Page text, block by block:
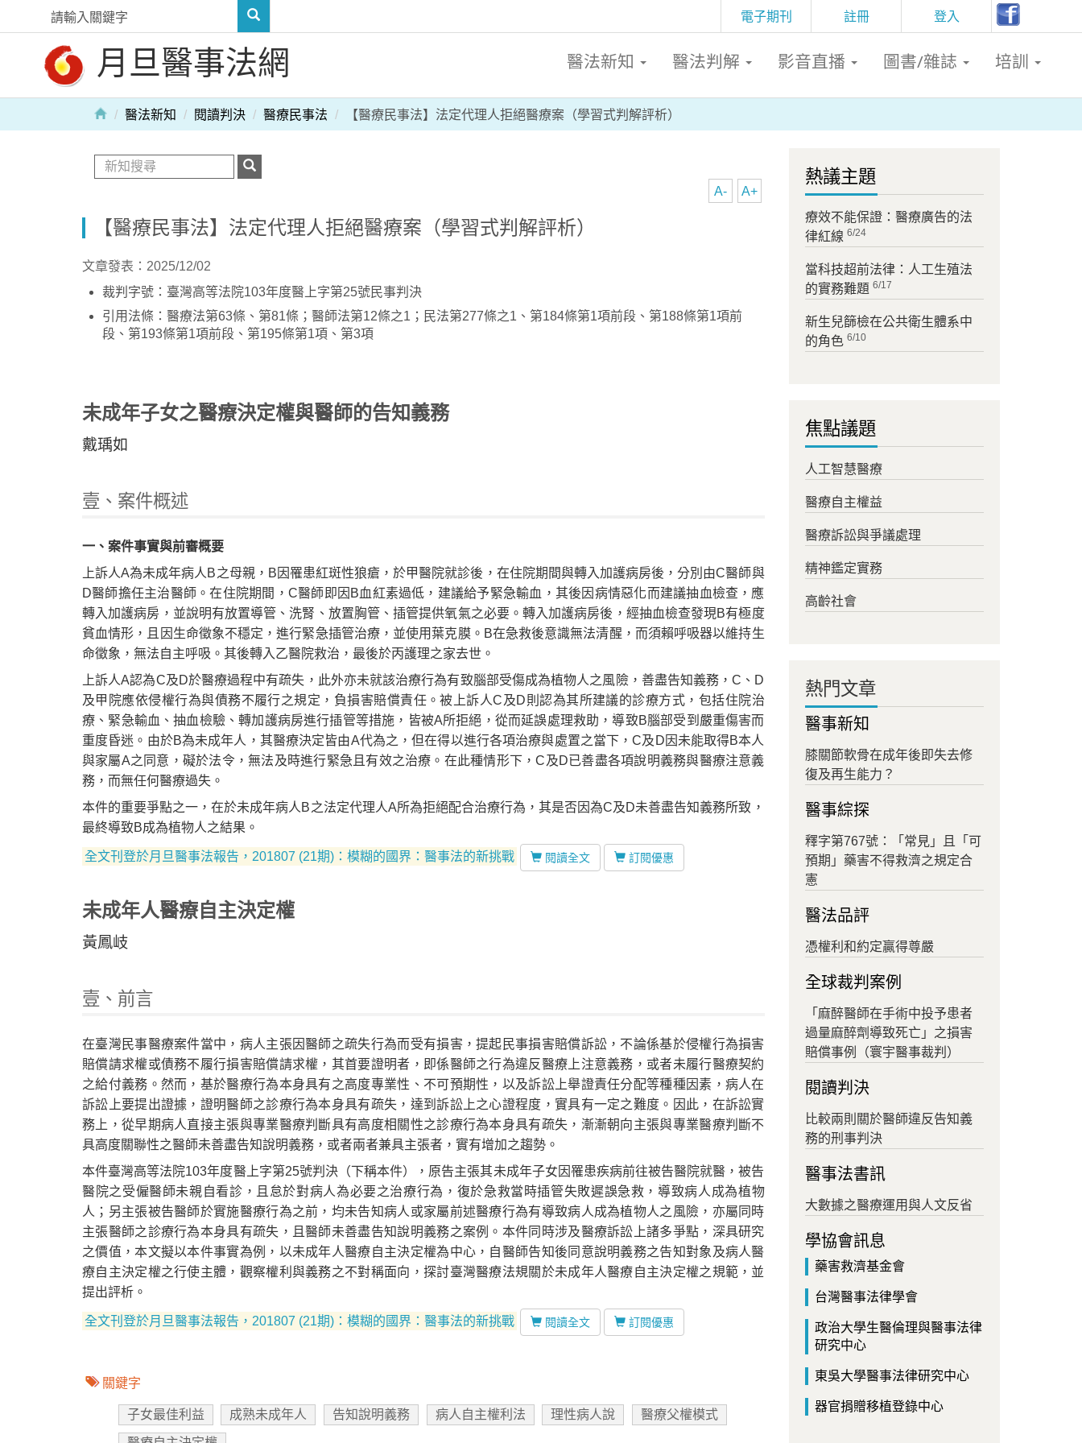
註冊 登入
電子期刊
月旦醫事法網 醫法新知 醫法判解 影音直播 圖書/雜誌 培訓
Home
醫法新知 閱讀判決 醫療民事法 【醫療民事法】法定代理人拒絕醫療案（學習式判解評析）
A+
A-
【醫療民事法】法定代理人拒絕醫療案（學習式判解評析）
文章發表：2025/12/02
裁判字號：臺灣高等法院103年度醫上字第25號民事判決
引用法條：醫療法第63條、第81條；醫師法第12條之1；民法第277條之1、第184條第1項前段、第188條第1項前
段、第193條第1項前段、第195條第1項、第3項
未成年子女之醫療決定權與醫師的告知義務
戴瑀如
壹、案件概述
一、案件事實與前審概要
上訴人A為未成年病人B之母親，B因罹患紅斑性狼瘡，於甲醫院就診後，在住院期間與轉入加護病房後，分別由C醫師與
D醫師擔任主治醫師。在住院期間，C醫師即因B血紅素過低，建議給予緊急輸血，其後因病情惡化而建議抽血檢查，應
轉入加護病房，並說明有放置導管、洗腎、放置胸管、插管提供氧氣之必要。轉入加護病房後，經抽血檢查發現B有極度
貧血情形，且因生命徵象不穩定，進行緊急插管治療，並使用葉克膜。B在急救後意識無法清醒，而須賴呼吸器以維持生
命徵象，無法自主呼吸。其後轉入乙醫院救治，最後於丙護理之家去世。
上訴人A認為C及D於醫療過程中有疏失，此外亦未就該治療行為有致腦部受傷成為植物人之風險，善盡告知義務，C、D
及甲院應依侵權行為與債務不履行之規定，負損害賠償責任。被上訴人C及D則認為其所建議的診療方式，包括住院治
療、緊急輸血、抽血檢驗、轉加護病房進行插管等措施，皆被A所拒絕，從而延誤處理救助，導致B腦部受到嚴重傷害而
重度昏迷。由於B為未成年人，其醫療決定皆由A代為之，但在得以進行各項治療與處置之當下，C及D因未能取得B本人
與家屬A之同意，礙於法令，無法及時進行緊急且有效之治療。在此種情形下，C及D已善盡各項說明義務與醫療注意義
務，而無任何醫療過失。
本件的重要爭點之一，在於未成年病人B之法定代理人A所為拒絕配合治療行為，其是否因為C及D未善盡告知義務所致，
最終導致B成為植物人之結果。
全文刊登於月旦醫事法報告，201807 (21期)：模糊的國界：醫事法的新挑戰 閱讀全文 訂閱優惠
未成年人醫療自主決定權
黃鳳岐
壹、前言
在臺灣民事醫療案件當中，病人主張因醫師之疏失行為而受有損害，提起民事損害賠償訴訟，不論係基於侵權行為損害
賠償請求權或債務不履行損害賠償請求權，其首要證明者，即係醫師之行為違反醫療上注意義務，或者未履行醫療契約
之給付義務。然而，基於醫療行為本身具有之高度專業性、不可預期性，以及訴訟上舉證責任分配等種種因素，病人在
訴訟上要提出證據，證明醫師之診療行為本身具有疏失，達到訴訟上之心證程度，實具有一定之難度。因此，在訴訟實
務上，從早期病人直接主張與專業醫療判斷具有高度相關性之診療行為本身具有疏失，漸漸朝向主張與專業醫療判斷不
具高度關聯性之醫師未善盡告知說明義務，或者兩者兼具主張者，實有增加之趨勢。
本件臺灣高等法院103年度醫上字第25號判決（下稱本件），原告主張其未成年子女因罹患疾病前往被告醫院就醫，被告
醫院之受僱醫師未親自看診，且怠於對病人為必要之治療行為，復於急救當時插管失敗遲誤急救，導致病人成為植物
人；另主張被告醫師於實施醫療行為之前，均未告知病人或家屬前述醫療行為有導致病人成為植物人之風險，亦屬同時
主張醫師之診療行為本身具有疏失，且醫師未善盡告知說明義務之案例。本件同時涉及醫療訴訟上諸多爭點，深具研究
之價值，本文擬以本件事實為例，以未成年人醫療自主決定權為中心，自醫師告知後同意說明義務之告知對象及病人醫
療自主決定權之行使主體，觀察權利與義務之不對稱面向，探討臺灣醫療法規關於未成年人醫療自主決定權之規範，並
提出評析。
全文刊登於月旦醫事法報告，201807 (21期)：模糊的國界：醫事法的新挑戰 閱讀全文 訂閱優惠
關鍵字
子女最佳利益 成熟未成年人 告知說明義務 病人自主權利法 理性病人說 醫療父權模式
熱議主題
療效不能保證：醫療廣告的法
律紅線 6/24
當科技超前法律：人工生殖法
的實務難題 6/17
新生兒篩檢在公共衛生體系中
的角色 6/10
焦點議題
人工智慧醫療
醫療自主權益
醫療訴訟與爭議處理
精神鑑定實務
高齡社會
熱門文章
醫事新知
膝關節軟骨在成年後即失去修
復及再生能力？
醫事綜探
釋字第767號：「常見」且「可
預期」藥害不得救濟之規定合
憲
醫法品評
憑權利和約定贏得尊嚴
全球裁判案例
「麻醉醫師在手術中投予患者
過量麻醉劑導致死亡」之損害
賠償事例（寰宇醫事裁判）
閱讀判決
比較兩則關於醫師違反告知義
務的刑事判決
醫事法書訊
大數據之醫療運用與人文反省
學協會訊息
藥害救濟基金會
台灣醫事法律學會
政治大學生醫倫理與醫事法律
研究中心
東吳大學醫事法律研究中心
器官捐贈移植登錄中心